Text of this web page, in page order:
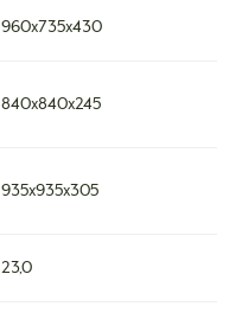
960x735x430
840х840х245
935х935х305
23,0